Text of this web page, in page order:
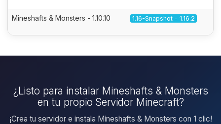
Mineshafts & Monsters - 1.10.10 1.16-Snapshot - 1.16.2
¿Listo para instalar Mineshafts & Monsters
en tu propio Servidor Minecraft?
¡Crea tu servidor e instala Mineshafts & Monsters con 1 clic!